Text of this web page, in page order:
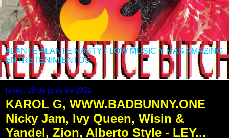
ALANTE ALANTE NASTY FLOW MUSIC Y MAS AMAZING
ENTRETENIMIENTOS
lunes, 28 de junio de 2021
KAROL G, WWW.BADBUNNY.ONE
Nicky Jam, Ivy Queen, Wisin &
Yandel, Zion, Alberto Style - LEY...